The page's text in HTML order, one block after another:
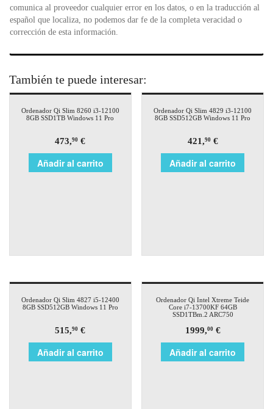
comunica al proveedor cualquier error en los datos, o en la traducción al
español que localiza, no podemos dar fe de la completa veracidad o
corrección de esta información.
También te puede interesar:
Ordenador Qi Slim 8260 i3-12100
8GB SSD1TB Windows 11 Pro
473,90 €
Añadir al carrito
Ordenador Qi Slim 4829 i3-12100
8GB SSD512GB Windows 11 Pro
421,90€
Añadir al carrito
Ordenador Qi Slim 4827 i5-12400
8GB SSD512GB Windows 11 Pro
515,90 €
Añadir al carrito
Ordenador Qi Intel Xtreme Teide
Core i7-13700KF 64GB
SSD1TBm.2 ARC750
1999,00€
Añadir al carrito